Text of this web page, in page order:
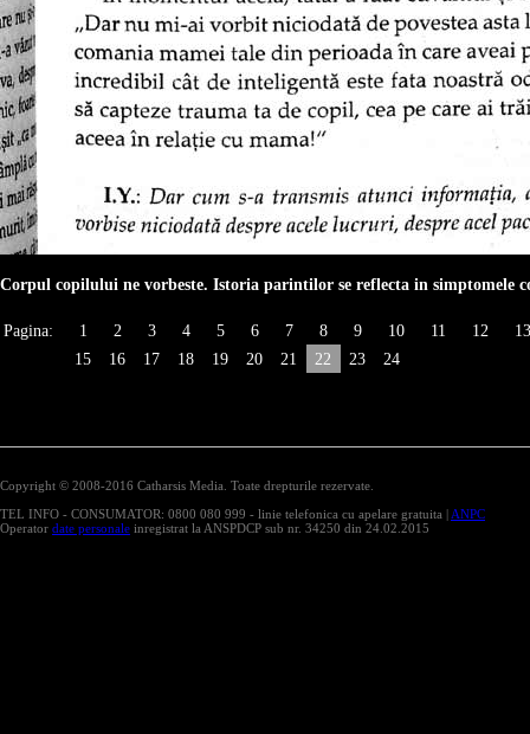
Corpul copilului ne vorbeste. Istoria parintilor se reflecta in simptomele
Pagina: 1 2 3 4 5 6 7 8 9 10 11 12
13
15
16 17 18 19 20 21 22 23 24
Copyright © 2008-2016 Catharsis Media. Toate drepturile rezervate.
TEL INFO - CONSUMATOR: 0800 080 999 - linie telefonica cu apelare gratuita | ANPC
Operator date personale inregistrat la ANSPDCP sub nr. 34250 din 24.02.2015